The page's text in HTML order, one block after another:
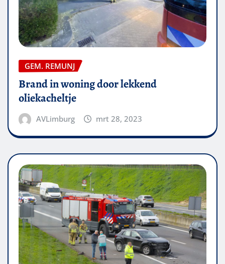
GEM. REMUNJ
Brand in woning door lekkend
oliekacheltje
AVLimburg mrt 28, 2023